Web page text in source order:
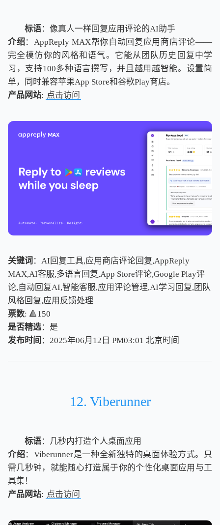
标语：像真人一样回复应用评论的AI助手
介绍：AppReply MAX帮你自动回复应用商店评论——
完全模仿你的风格和语气。它能从团队历史回复中学
习，支持100多种语言撰写，并且越用越智能。设置简
单，同时兼容苹果App Store和谷歌Play商店。
产品网站: 点击访问
关键词 ：AI回复工具,应用商店评论回复,AppReply
MAX,AI客服,多语言回复,App Store评论,Google Play评
论,自动回复AI,智能客服,应用评论管理,AI学习回复,团队
风格回复,应用反馈处理
票数: 🔺150
是否精选：是
发布时间 ：2025年06月12日 PM03:01 北京时间
北京时间
12. Viberunner
标语：几秒内打造个人桌面应用
介绍：Viberunner是一种全新独特的桌面体验方式。只
需几秒钟，就能随心打造属于你的个性化桌面应用与工
具集！
产品网站: 点击访问